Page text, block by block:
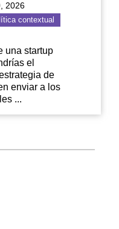
2026
contextual
una startup
el
de
enviar a los
...